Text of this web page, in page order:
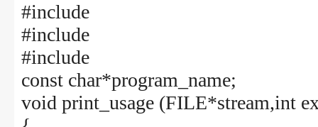
#include
#include
#include
const char*program_name;
void print_usage (FILE*stream,int